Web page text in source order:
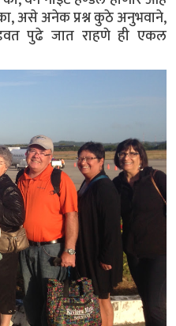
असे अनेक प्रश्न कुठे अनुभवाने,
पुढे जात राहणे ही एकल